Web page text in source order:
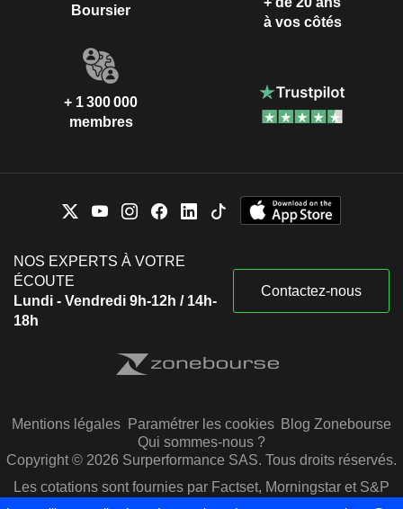
Boursier
à vos côtés
+ 1 300 000
membres
NOS EXPERTS À VOTRE
ÉCOUTE
Lundi - Vendredi 9h-12h / 14h-
18h
Contactez-nous
Mentions légales Paramétrer les cookies Blog Zonebourse
Qui sommes-nous ?
Copyright © 2026 Surperformance SAS. Tous droits réservés.
Les cotations sont fournies par Factset, Morningstar et S&P
Capital IQ